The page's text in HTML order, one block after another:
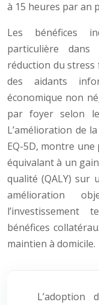
à 15 heures par an
Les bénéfices
particulière dans
réduction du stress
des aidants
économique non
par foyer selon
L’amélioration de
EQ-5D, montre
équivalant à un
qualité (QALY) sur
amélioration
l’investissement
bénéfices
maintien à domicile.
L’adoption